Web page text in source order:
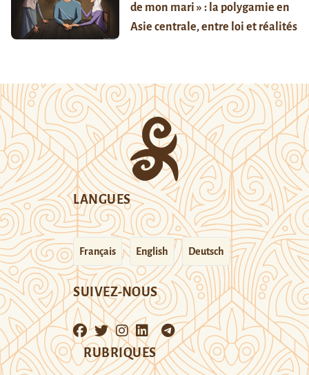
de mon mari » : la polygamie en
Asie centrale, entre loi et réalités
LANGUES
Français English Deutsch
SUIVEZ-NOUS
RUBRIQUES